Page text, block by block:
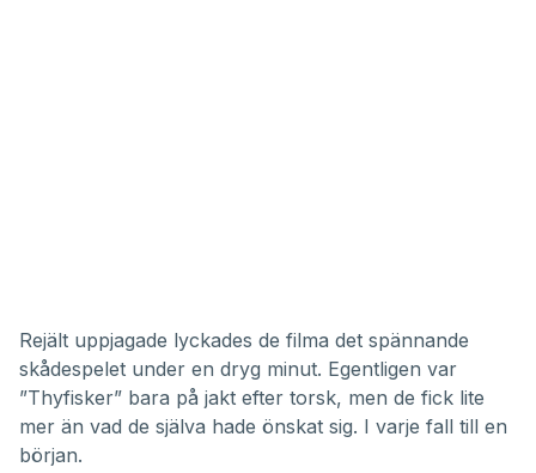
Rejält uppjagade lyckades de filma det spännande
skådespelet under en dryg minut. Egentligen var
”Thyfisker” bara på jakt efter torsk, men de fick lite
mer än vad de själva hade önskat sig. I varje fall till en
början.